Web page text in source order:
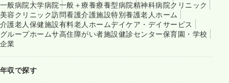
一般病院大学病院一般＋療養療養型病院精神科病院クリニック
美容クリニック訪問看護介護施設特別養護老人ホーム
介護老人保健施設有料老人ホームデイケア・デイサービス
グループホームサ高住障がい者施設健診センター保育園・学校
企業
年収で探す